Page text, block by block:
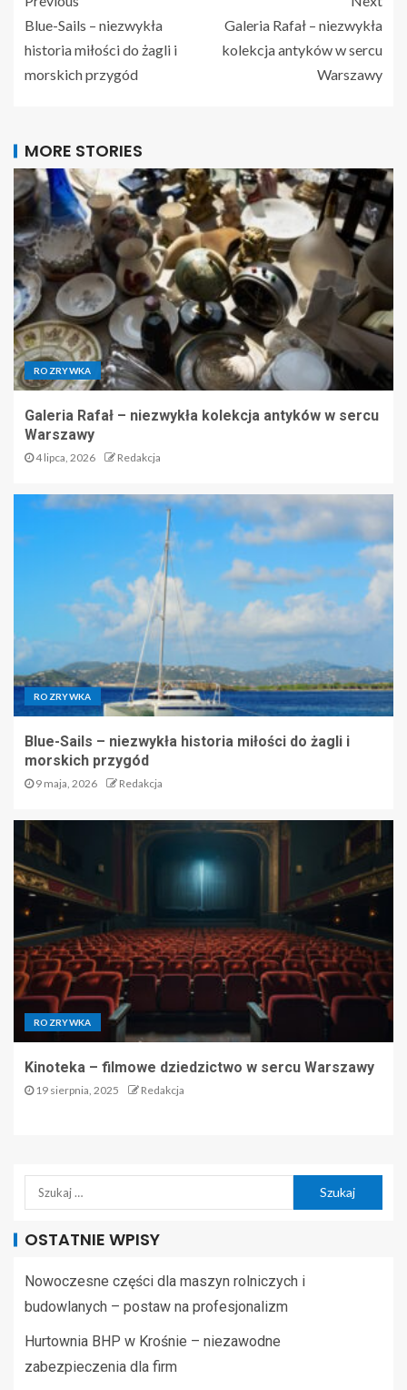
Blue-Sails – niezwykła
historia miłości do żagli i
morskich przygód
Galeria Rafał – niezwykła
kolekcja antyków w sercu
Warszawy
MORE STORIES
ROZRYWKA
Galeria Rafał – niezwykła kolekcja antyków w sercu
Warszawy
4 lipca, 2026 Redakcja
ROZRYWKA
Blue-Sails – niezwykła historia miłości do żagli i
morskich przygód
9 maja, 2026 Redakcja
ROZRYWKA
Kinoteka – filmowe dziedzictwo w sercu Warszawy
19 sierpnia, 2025 Redakcja
OSTATNIE WPISY
Nowoczesne części dla maszyn rolniczych i
budowlanych – postaw na profesjonalizm
Hurtownia BHP w Krośnie – niezawodne
zabezpieczenia dla firm